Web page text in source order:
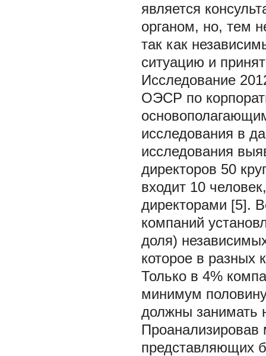
является
органом, но, тем
так как
ситуацию и
Исследование
ОЭСР по
исследования в
исследования
директоров 50
входит 10
директорами [5].
компаний
доля)
которое в разных
Только в 4%
минимум
должны занимать
Проанализировав
представляющих